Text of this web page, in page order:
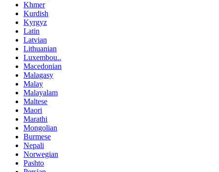
Khmer
Kurdish
Kyrgyz
Latin
Latvian
Lithuanian
Luxembou..
Macedonian
Malagasy
Malay
Malayalam
Maltese
Maori
Marathi
Mongolian
Burmese
Nepali
Norwegian
Pashto